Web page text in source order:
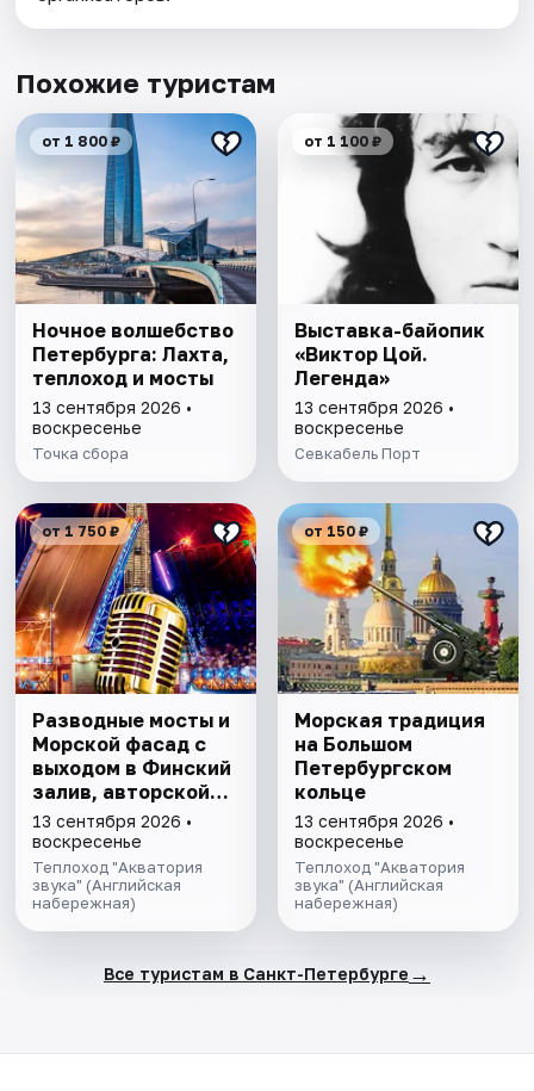
Похожие туристам
от 1 800 ₽
Ночное волшебство
Петербурга: Лахта,
теплоход и мосты
13 сентября 2026 •
воскресенье
Точка сбора
от 1 100 ₽
Выставка-байопик
«Виктор Цой.
Легенда»
13 сентября 2026 •
воскресенье
Севкабель Порт
от 1 750 ₽
Разводные мосты и
Морской фасад с
выходом в Финский
залив, авторской
экскурсией и живой
музыкой
13 сентября 2026 •
воскресенье
Теплоход "Акватория
звука" (Английская
набережная)
от 150 ₽
Морская традиция
на Большом
Петербургском
кoльце
13 сентября 2026 •
воскресенье
Теплоход "Акватория
звука" (Английская
набережная)
Все туристам в Санкт-Петербурге →